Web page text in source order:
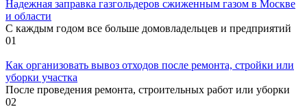
Надежная заправка газгольдеров сжиженным газом в Москве
и области
С каждым годом все больше домовладельцев и предприятий
01
Как организовать вывоз отходов после ремонта, стройки или
уборки участка
После проведения ремонта, строительных работ или уборки
02